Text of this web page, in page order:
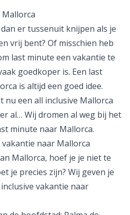
er tussenuit knijpen als je
vrij bent? Of misschien heb
last minute een vakantie te
goedkoper is. Een last
is altijd een goed idee.
nu een all inclusive Mallorca
al… Wij dromen al weg bij het
naar Mallorca
Mallorca, hoef je je niet te
je precies zijn? Wij geven je
vakantie naar